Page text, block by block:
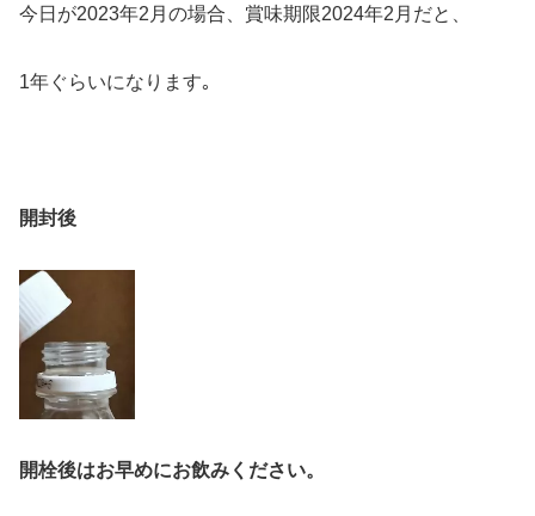
今日が2023年2月の場合、賞味期限2024年2月だと、
1年ぐらいになります｡
開封後
開栓後はお早めにお飲みください。